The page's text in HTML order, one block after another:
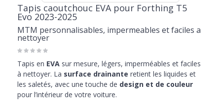
Tapis caoutchouc EVA pour Forthing T5
Evo 2023-2025
MTM personnalisables, impermeables et faciles a
nettoyer
Tapis en EVA sur mesure, légers, imperméables et faciles
à nettoyer. La surface drainante retient les liquides et
les saletés, avec une touche de design et de couleur
pour l’intérieur de votre voiture.